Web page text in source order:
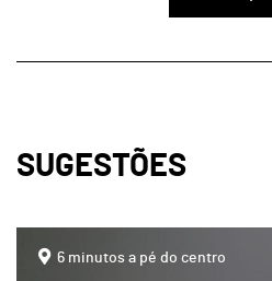
SUGESTÕES
6 minutos a pé do centro